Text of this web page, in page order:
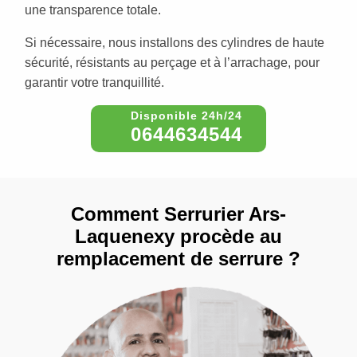
une transparence totale.
Si nécessaire, nous installons des cylindres de haute
sécurité, résistants au perçage et à l’arrachage, pour
garantir votre tranquillité.
0644634544
Comment Serrurier Ars-
Laquenexy procède au
remplacement de serrure ?